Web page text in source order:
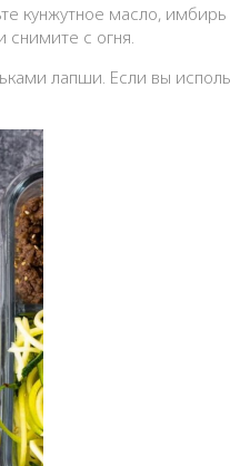
кунжутное масло,
с огня.
лапши. Если вы